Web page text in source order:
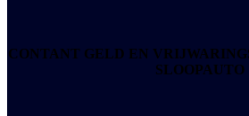
CONTANT GELD EN
SLOOPAUTO